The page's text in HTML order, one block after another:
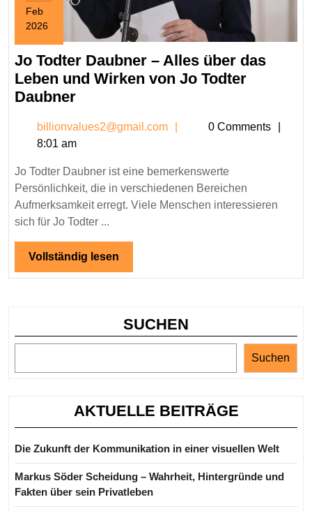
Feb
2026
February
8,
2026
Jo Todter Daubner – Alles über das
Leben und Wirken von Jo Todter
DaubnerJo
Daubner
–
Alles
über
das
Leben
und
Wirken
von
Daubner
billionvalues2@gmail.com
0 Comments
8:01 am
Jo Todter Daubner ist eine bemerkenswerte
Persönlichkeit, die in verschiedenen Bereichen
Aufmerksamkeit erregt. Viele Menschen interessieren
sich für Jo Todter ...
Vollständig lesen
lesen
SUCHEN
Suchen
AKTUELLE BEITRÄGE
Die Zukunft der Kommunikation in einer visuellen Welt
Markus Söder Scheidung – Wahrheit, Hintergründe und
Fakten über sein Privatleben